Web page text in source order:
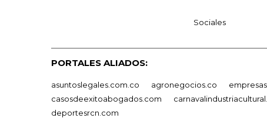
Sociales
PORTALES ALIADOS:
asuntoslegales.com.co agronegocios.co
casosdeexitoabogados.com
deportesrcn.com